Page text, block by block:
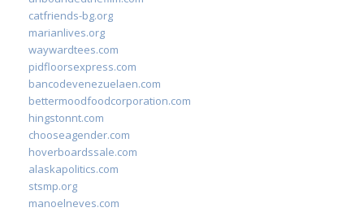
catfriends-bg.org
marianlives.org
waywardtees.com
pidfloorsexpress.com
bancodevenezuelaen.com
bettermoodfoodcorporation.com
hingstonnt.com
chooseagender.com
hoverboardssale.com
alaskapolitics.com
stsmp.org
manoelneves.com